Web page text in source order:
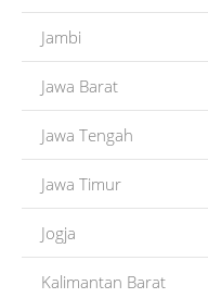
Jambi
Jawa Barat
Jawa Tengah
Jawa Timur
Jogja
Kalimantan Barat